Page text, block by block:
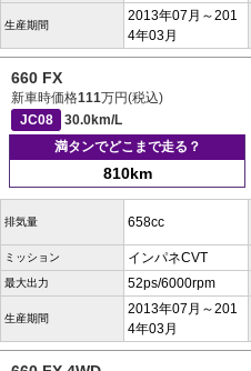
生産期間
2013年07月～201
4年03月
660 FX
新車時価格111万円(税込)
JC08
30.0km/L
満タンでどこまで走る？
810km
排気量 658cc
ミッション インパネCVT
最大出力 52ps/6000rpm
生産期間
2013年07月～201
4年03月